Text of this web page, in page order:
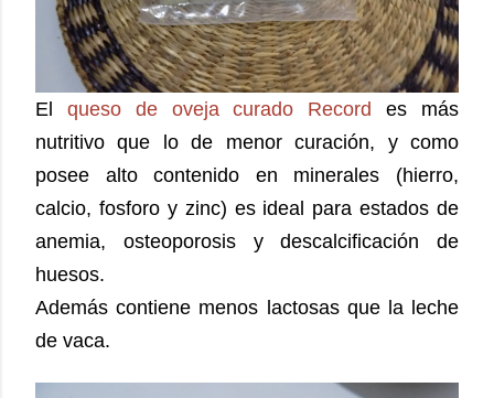
El queso de oveja curado Record
es más
nutritivo que lo de menor curación, y como
posee alto contenido en minerales (hierro,
calcio, fosforo y zinc) es ideal para estados de
anemia, osteoporosis y descalcificación de
huesos.
Además contiene menos lactosas que la leche
de vaca.